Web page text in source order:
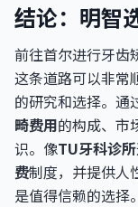
结论：明智
前往首尔进行牙齿
这条道路可以非常
的研究和选择。通
畸费用的构成、市
识。像TU牙科诊所
费制度，并提供人
是值得信赖的选择